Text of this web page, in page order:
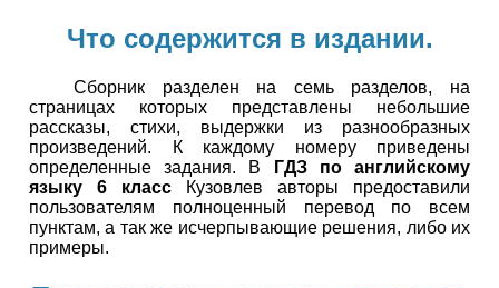
Что содержится в издании.
Сборник разделен на семь разделов, на
страницах которых представлены небольшие
рассказы, стихи, выдержки из разнообразных
произведений. К каждому номеру приведены
определенные задания. В
ГДЗ по английскому
языку 6 класс Кузовлев авторы предоставили
пользователям полноценный перевод по всем
пунктам, а так же исчерпывающие решения, либо их
примеры.